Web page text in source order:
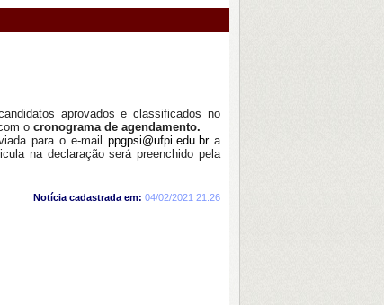
aprovados e classificados no
o cronograma de agendamento.
para o e-mail ppgpsi@ufpi.edu.bra
na declaração será preenchido pela
Notícia cadastrada em: 04/02/2021 21:26